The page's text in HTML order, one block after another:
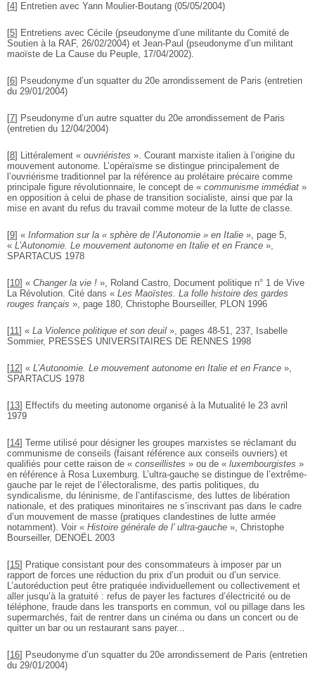
[4] Entretien avec Yann Moulier-Boutang (05/05/2004)
[5] Entretiens avec Cécile (pseudonyme d’une militante du Comité de
Soutien à la RAF, 26/02/2004) et Jean-Paul (pseudonyme d’un militant
maoïste de La Cause du Peuple, 17/04/2002).
[6] Pseudonyme d’un squatter du 20e arrondissement de Paris (entretien
du 29/01/2004)
[7] Pseudonyme d’un autre squatter du 20e arrondissement de Paris
(entretien du 12/04/2004)
[8] Littéralement « ouvriéristes ». Courant marxiste italien à l’origine du
mouvement autonome. L’opéraïsme se distingue principalement de
l’ouvriérisme traditionnel par la référence au prolétaire précaire comme
principale figure révolutionnaire, le concept de « communisme immédiat »
en opposition à celui de phase de transition socialiste, ainsi que par la
mise en avant du refus du travail comme moteur de la lutte de classe.
[9] « Information sur la « sphère de l’Autonomie » en Italie », page 5,
« L’Autonomie. Le mouvement autonome en Italie et en France »,
SPARTACUS 1978
[10] « Changer la vie ! », Roland Castro, Document politique n° 1 de Vive
La Révolution. Cité dans « Les Maoïstes. La folle histoire des gardes
rouges français », page 180, Christophe Bourseiller, PLON 1996
[11] « La Violence politique et son deuil », pages 48-51, 237, Isabelle
Sommier, PRESSES UNIVERSITAIRES DE RENNES 1998
[12] « L’Autonomie. Le mouvement autonome en Italie et en France »,
SPARTACUS 1978
[13] Effectifs du meeting autonome organisé à la Mutualité le 23 avril
1979
[14] Terme utilisé pour désigner les groupes marxistes se réclamant du
communisme de conseils (faisant référence aux conseils ouvriers) et
qualifiés pour cette raison de « conseillistes » ou de « luxembourgistes »
en référence à Rosa Luxemburg. L’ultra-gauche se distingue de l’extrême-
gauche par le rejet de l’électoralisme, des partis politiques, du
syndicalisme, du léninisme, de l’antifascisme, des luttes de libération
nationale, et des pratiques minoritaires ne s’inscrivant pas dans le cadre
d’un mouvement de masse (pratiques clandestines de lutte armée
notamment). Voir « Histoire générale de l’ ultra-gauche », Christophe
Bourseiller, DENOËL 2003
[15] Pratique consistant pour des consommateurs à imposer par un
rapport de forces une réduction du prix d’un produit ou d’un service.
L’autoréduction peut être pratiquée individuellement ou collectivement et
aller jusqu’à la gratuité : refus de payer les factures d’électricité ou de
téléphone, fraude dans les transports en commun, vol ou pillage dans les
supermarchés, fait de rentrer dans un cinéma ou dans un concert ou de
quitter un bar ou un restaurant sans payer...
[16] Pseudonyme d’un squatter du 20e arrondissement de Paris (entretien
du 29/01/2004)